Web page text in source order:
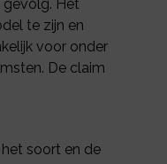
gevolg. Het
te zijn en
voor onder
De claim
soort en de